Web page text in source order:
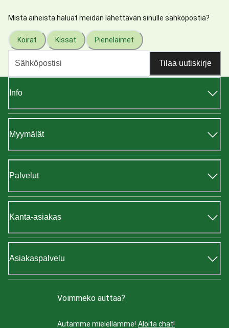
Mistä aiheista haluat meidän lähettävän sinulle sähköpostia?
Koirat Kissat Pieneläimet
Tilaa uutiskirje
Info
Myymälät
Palvelut
Kanta-asiakas
Asiakaspalvelu
Voimmeko auttaa?
Autamme mielellämme! Aloita chat!